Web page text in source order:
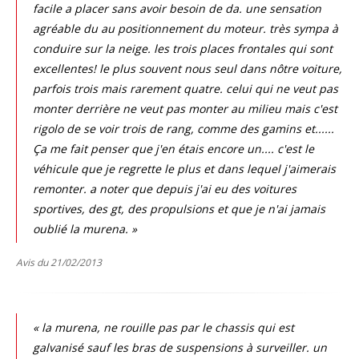
facile a placer sans avoir besoin de da. une sensation
agréable du au positionnement du moteur. très sympa à
conduire sur la neige. les trois places frontales qui sont
excellentes! le plus souvent nous seul dans nôtre voiture,
parfois trois mais rarement quatre. celui qui ne veut pas
monter derrière ne veut pas monter au milieu mais c'est
rigolo de se voir trois de rang, comme des gamins et......
Ça me fait penser que j'en étais encore un.... c'est le
véhicule que je regrette le plus et dans lequel j'aimerais
remonter. a noter que depuis j'ai eu des voitures
sportives, des gt, des propulsions et que je n'ai jamais
oublié la murena. »
Avis du 21/02/2013
« la murena, ne rouille pas par le chassis qui est
galvanisé sauf les bras de suspensions à surveiller. un